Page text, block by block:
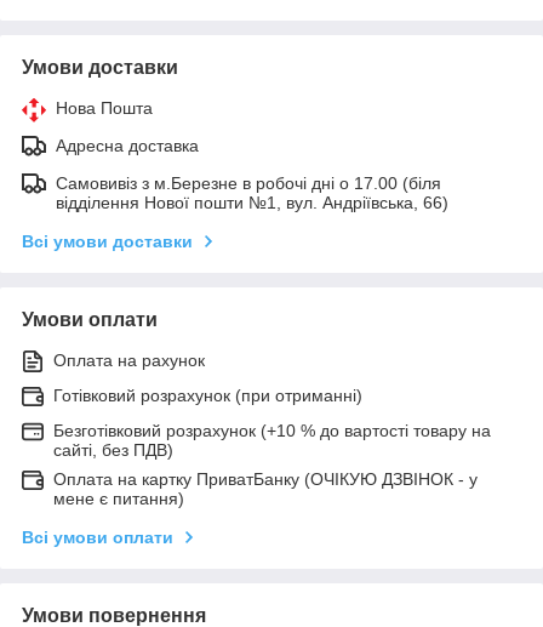
Умови доставки
Нова Пошта
Адресна доставка
Самовивіз з м.Березне в робочі дні о 17.00 (біля
відділення Нової пошти №1, вул. Андріївська, 66)
Всі умови доставки
Умови оплати
Оплата на рахунок
Готівковий розрахунок (при отриманні)
Безготівковий розрахунок (+10 % до вартості товару на
сайті, без ПДВ)
Оплата на картку ПриватБанку (ОЧІКУЮ ДЗВІНОК - у
мене є питання)
Всі умови оплати
Умови повернення